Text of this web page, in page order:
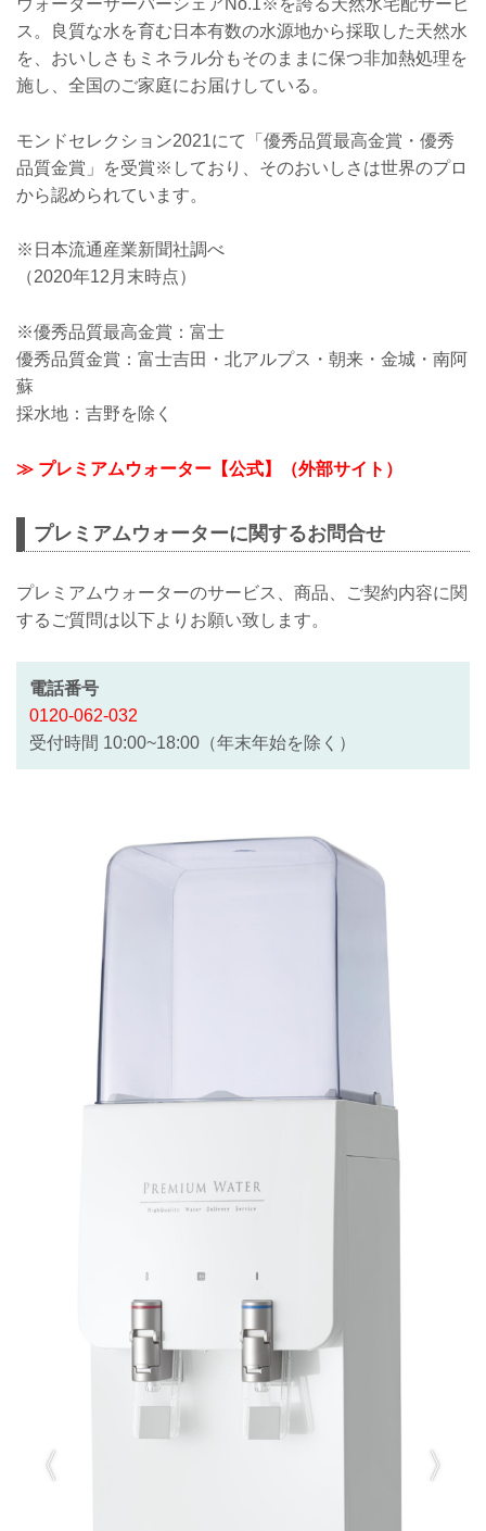
ウォーターサーバーシェアNo.1※を誇る天然水宅配サービ
ス。良質な水を育む日本有数の水源地から採取した天然水
を、おいしさもミネラル分もそのままに保つ非加熱処理を
施し、全国のご家庭にお届けしている。
モンドセレクション2021にて「優秀品質最高金賞・優秀
品質金賞」を受賞※しており、そのおいしさは世界のプロ
から認められています。
※日本流通産業新聞社調べ
（2020年12月末時点）
※優秀品質最高金賞：富士
優秀品質金賞：富士吉田・北アルプス・朝来・金城・南阿
蘇
採水地：吉野を除く
≫ プレミアムウォーター【公式】（外部サイト）
プレミアムウォーターに関するお問合せ
プレミアムウォーターのサービス、商品、ご契約内容に関
するご質問は以下よりお願い致します。
電話番号
0120-062-032
受付時間 10:00~18:00（年末年始を除く）